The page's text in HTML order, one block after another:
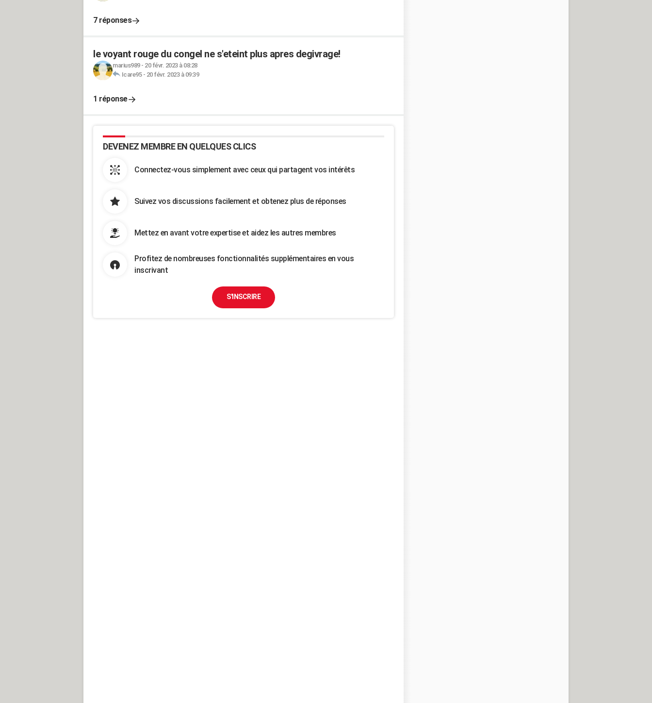
7 réponses
le voyant rouge du congel ne s'eteint plus apres degivrage!
marius989- 20 févr. 2023 à 08:28
Icare95- 20 févr. 2023 à 09:39
1 réponse
DEVENEZ MEMBRE EN QUELQUES CLICS
Connectez-vous simplement avec ceux qui partagent vos intérêts
Suivez vos discussions facilement et obtenez plus de réponses
Mettez en avant votre expertise et aidez les autres membres
Profitez de nombreuses fonctionnalités supplémentaires en vous
inscrivant
S'INSCRIRE